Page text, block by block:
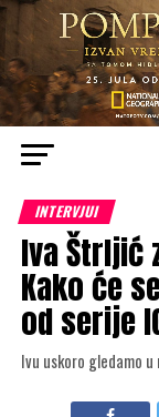
INTERVJUI
Iva Štrljić
Kako će
od serije
Ivu uskoro gledamo